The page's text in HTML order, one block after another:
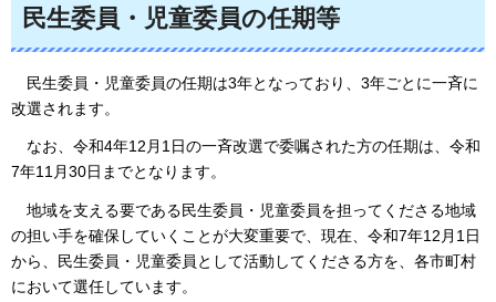
民生委員・児童委員の任期等
民生委員 ・児童委員の任期は3年となっており、3年ごとに一斉に
改選されます。
なお、令和4年12月1日の一斉改選で委嘱された方の任期は、令和
7年11月30日までとなります。
地域を支える要である民生委員・児童委員を担ってくださる地域
の担い手を確保していくことが大変重要で、現在、令和7年12月1日
から、民生委員・児童委員として活動してくださる方を、各市町村
において選任しています。